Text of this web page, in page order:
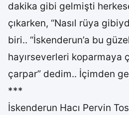
dakika gibi gelmişti
çıkarken, “Nasıl rüya
biri.. “İskenderun’a bu
hayırseverleri koparmaya
çarpar” dedim.. İçimden
***
İskenderun Hacı Pervin